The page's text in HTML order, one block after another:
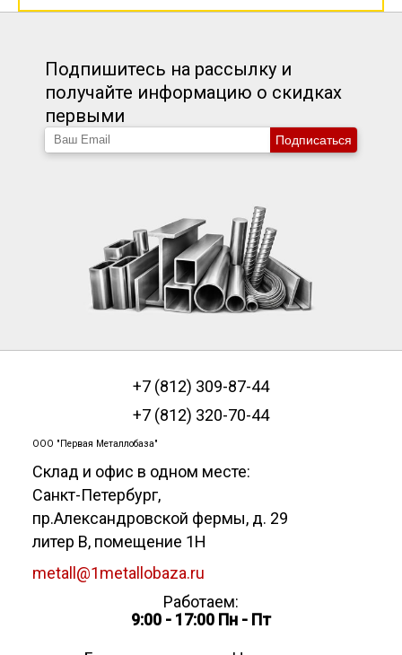
Подпишитесь на рассылку и
получайте информацию о скидках
первыми
Подписаться
+7 (812) 309-87-44
+7 (812) 320-70-44
ООО "Первая Металлобаза"
Склад и офис в одном месте:
Санкт-Петербург,
пр.Александровской фермы, д. 29
литер В, помещение 1Н
metall@1metallobaza.ru
Работаем:
9:00 - 17:00 Пн - Пт